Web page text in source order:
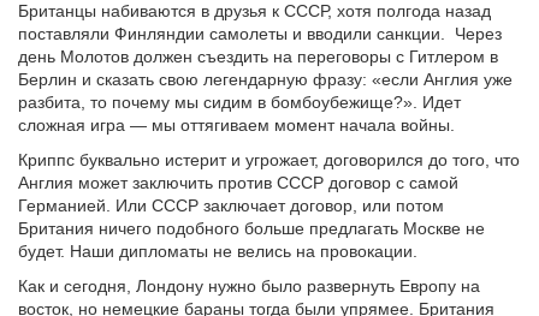
Британцы набиваются в друзья к СССР, хотя полгода назад
поставляли Финляндии самолеты и вводили санкции. Через
день Молотов должен съездить на переговоры с Гитлером в
Берлин и сказать свою легендарную фразу: «если Англия уже
разбита, то почему мы сидим в бомбоубежище?». Идет
сложная игра — мы оттягиваем момент начала войны.
Криппс буквально истерит и угрожает, договорился до того, что
Англия может заключить против СССР договор с самой
Германией. Или СССР заключает договор, или потом
Британия ничего подобного больше предлагать Москве не
будет. Наши дипломаты не велись на провокации.
Как и сегодня, Лондону нужно было развернуть Европу на
восток, но немецкие бараны тогда были упрямее. Британия